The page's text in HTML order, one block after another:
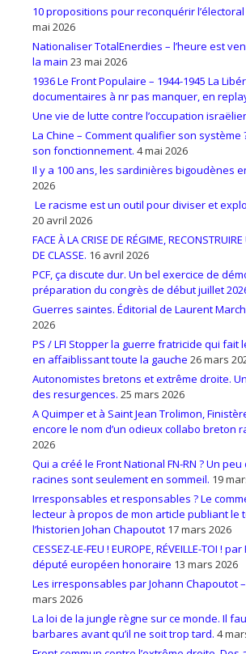
10 propositions pour reconquérir
mai 2026
Nationaliser TotalEnerdies – l’heure est
la main 23 mai 2026
1936 Le Front Populaire – 1944-1945 La
documentaires à nr pas manquer, en
Une vie de lutte contre l’occupation
La Chine – Comment qualifier son système
son fonctionnement. 4 mai 2026
Il y a 100 ans, les sardinières bigoudènes
2026
Le racisme est un outil pour diviser et
20 avril 2026
FACE À LA CRISE DE RÉGIME,
DE CLASSE. 16 avril 2026
PCF, ça discute dur. Un bel exercice de
préparation du congrès de début juillet
Guerres saintes. Éditorial de Laurent
2026
PS / LFI Stopper la guerre fratricide qui fait
en affaiblissant toute la gauche 26 mars
Autonomistes bretons et extrême droite.
des resurgences. 25 mars 2026
A Quimper et à Saint Jean Trolimon,
encore le nom d’un odieux collabo breton
2026
Qui a créé le Front National FN-RN ? Un peu
racines sont seulement en sommeil. 19
Irresponsables et responsables ? Le
lecteur à propos de mon article publiant le
l’historien Johan Chapoutot 17 mars 2026
CESSEZ-LE-FEU ! EUROPE, RÉVEILLE-TOI !
député européen honoraire 13 mars 2026
Les irresponsables par Johann Chapoutot
mars 2026
La loi de la jungle règne sur ce monde. Il
barbares avant qu’il ne soit trop tard. 4